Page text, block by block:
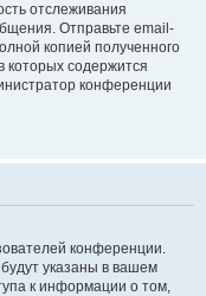
отслеживания
Отправьте email-
копией полученного
которых содержится
конференции
конференции.
указаны в вашем
к информации о том,